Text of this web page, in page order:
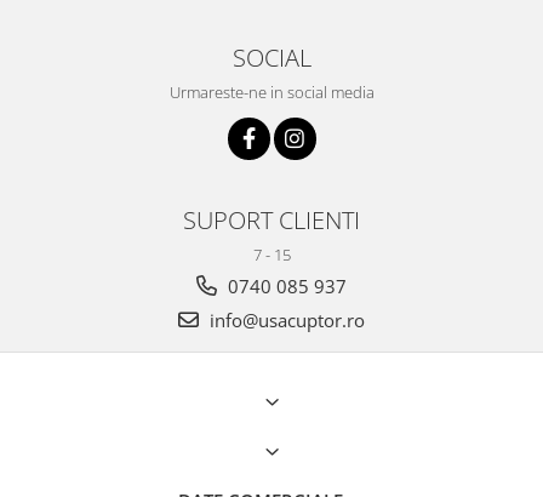
SOCIAL
Urmareste-ne in social media
SUPORT CLIENTI
7 - 15
0740 085 937
info@usacuptor.ro